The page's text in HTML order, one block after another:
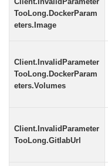
TooLong.DockerParam
eters.Image
Client.InvalidParameter
TooLong.DockerParam
eters.Volumes
Client.InvalidParameter
TooLong.GitlabUrl